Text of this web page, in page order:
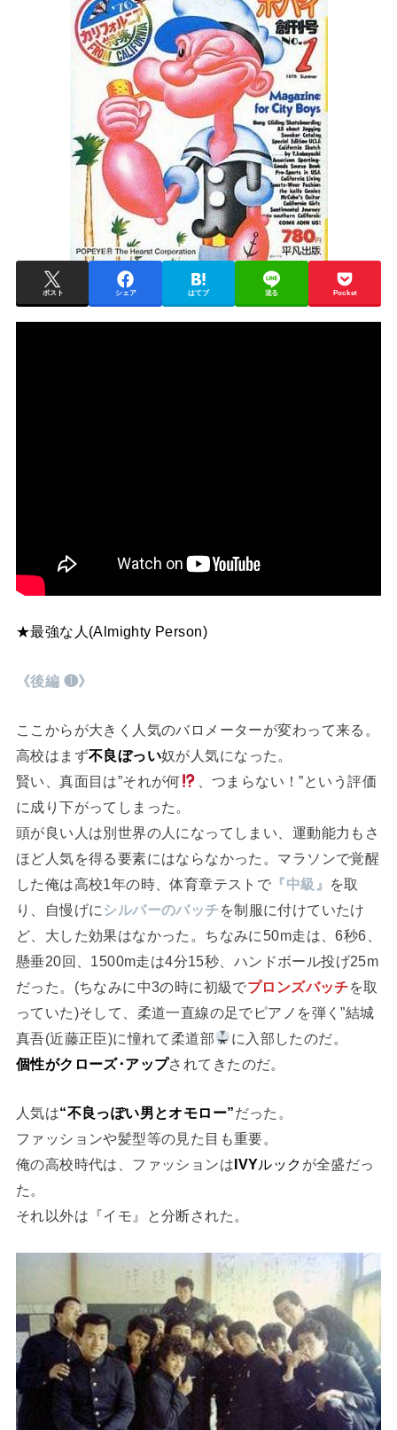
ポスト シェア はてブ 送る Pocket
★最強な人(Almighty Person)
《後編 ❶》
ここからが大きく人気のバロメーターが変わって来る。
高校はまず不良ぼっい奴が人気になった。
賢い、真面目は”それが何
、つまらない！”という評価
に成り下がってしまった。
頭が良い人は別世界の人になってしまい、運動能力もさ
ほど人気を得る要素にはならなかった。マラソンで覚醒
した俺は高校1年の時、体育章テストで 『中級』
を取
り、自慢げに シルバーのバッチを制服に付けていたけ
ど、大した効果はなかった。ちなみに50m走は、6秒6、
懸垂20回、1500m走は4分15秒、ハンドボール投げ25m
だった。(ちなみに中3の時に初級でプロンズバッチを取
っていた)そして、柔道一直線の足でピアノを弾く”結城
真吾(近藤正臣)に憧れて柔道部
に入部したのだ。
個性がクローズ･アップされてきたのだ。
人気は“不良っぽい男とオモロー”だった。
ファッションや髪型等の見た目も重要。
俺の高校時代は、ファッションはIVYルック が全盛だっ
た。
それ以外は『イモ』と分断された。